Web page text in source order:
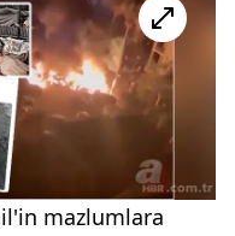
mazlumlara